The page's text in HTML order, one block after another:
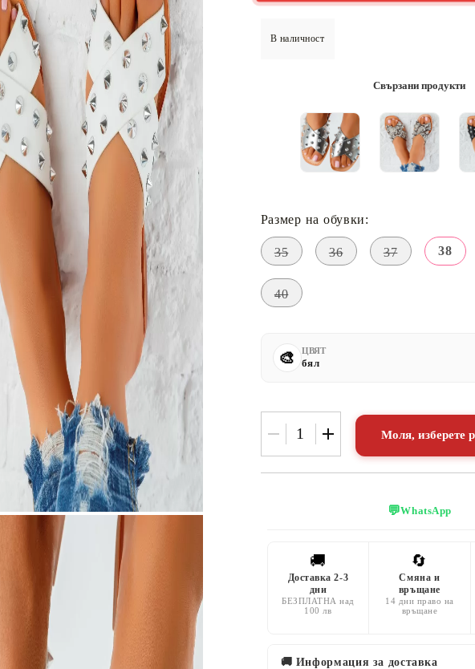
В наличност
Свързани продукти
Размер на обувки:
35 36 37 38
40
ЦВЯТ
бял
Моля, изберете
💬WhatsApp
🚚
Доставка 2-3
дни
БЕЗПЛАТНА над
100 лв
🔄
Смяна и
връщане
14 дни право на
връщане
🚚 Информация за доставка